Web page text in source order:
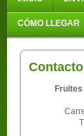
CÓMO LLEGAR